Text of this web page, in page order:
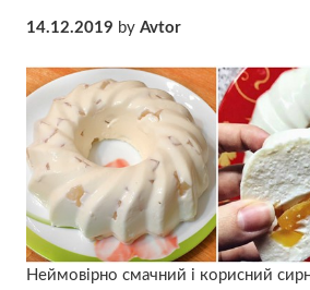
14.12.2019 by Avtor
Неймовірно смачний і корисний